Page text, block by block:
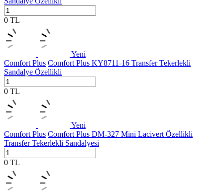
0 TL
Yeni
Comfort Plus Comfort Plus KY8711-16 Transfer Tekerlekli
Sandalye Özellikli
0 TL
Yeni
Comfort Plus Comfort Plus DM-327 Mini Lacivert Özellikli
Transfer Tekerlekli Sandalyesi
0 TL